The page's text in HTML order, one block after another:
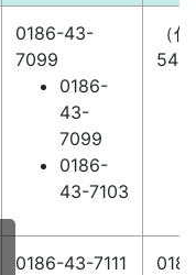
0186-43-
7099
0186-
43-
7099
0186-
43-7103
（
54-
0186-43-7111